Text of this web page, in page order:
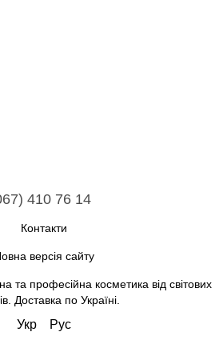
410 76 14
Контакти
версія сайту
та професійна косметика від світових
Доставка по Україні.
Укр Рус